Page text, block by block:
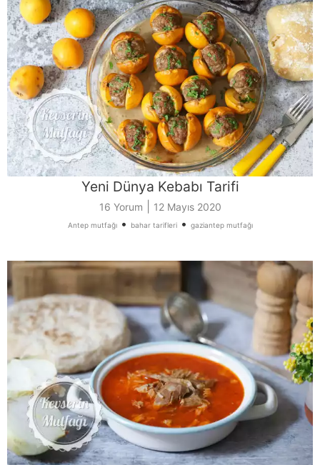
Yeni Dünya Kebabı Tarifi
16 Yorum 12 Mayıs 2020
Antep mutfağı• bahar tarifleri• gaziantep mutfağı